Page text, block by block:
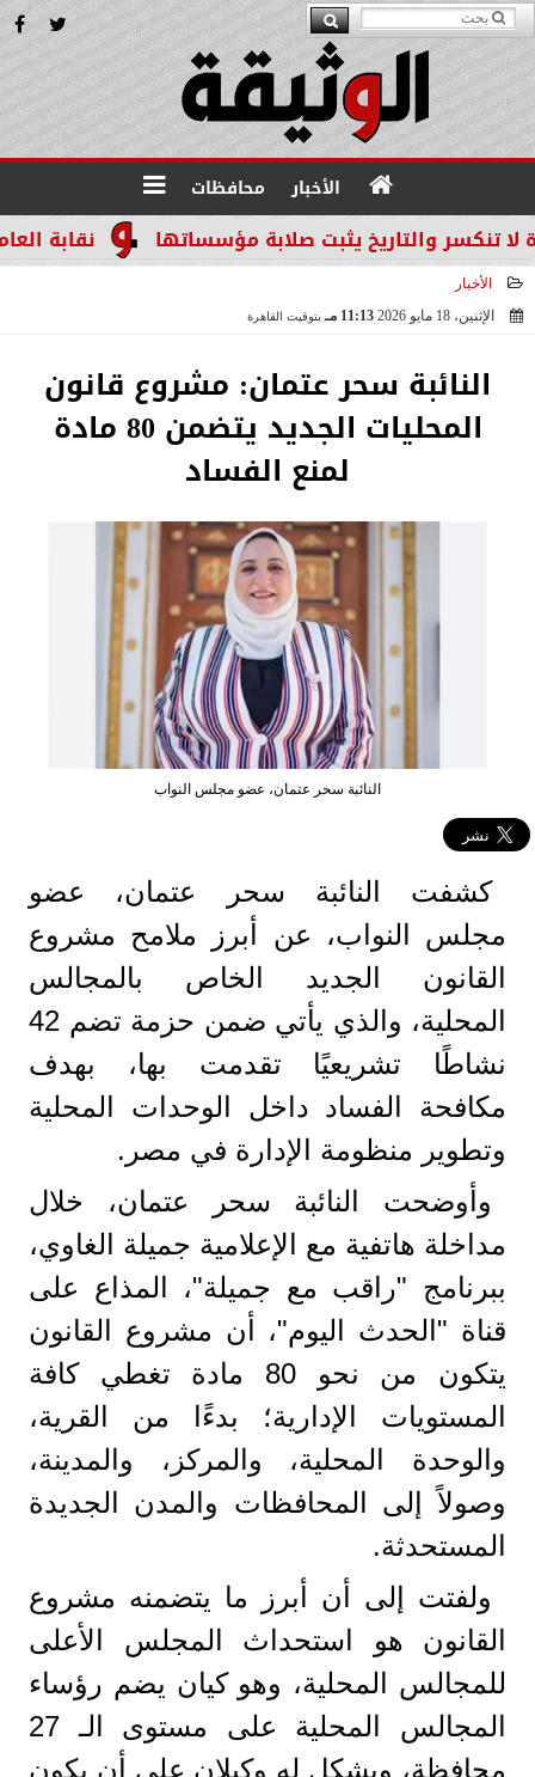
الأخبار محافظات
نقابة والتاريخ يثبت صلابة مؤسساتها
الأخبار
الإثنين، 18 مايو 2026
11:13 مـ بتوقيت القاهرة
النائبة سحر عتمان: مشروع قانون
المحليات الجديد يتضمن 80 مادة
لمنع الفساد
النائبة سحر عتمان، عضو مجلس النواب
كشفت النائبة سحر عتمان، عضو
مجلس النواب، عن أبرز ملامح مشروع
القانون الجديد الخاص بالمجالس
المحلية، والذي يأتي ضمن حزمة تضم 42
نشاطًا تشريعيًا تقدمت بها، بهدف
مكافحة الفساد داخل الوحدات المحلية
وتطوير منظومة الإدارة في مصر.
​وأوضحت النائبة سحر عتمان، خلال
مداخلة هاتفية مع الإعلامية جميلة الغاوي،
ببرنامج "راقب مع جميلة"، المذاع على
قناة "الحدث اليوم"، أن مشروع القانون
يتكون من نحو 80 مادة تغطي كافة
المستويات الإدارية؛ بدءًا من القرية،
والوحدة المحلية، والمركز، والمدينة،
وصولاً إلى المحافظات والمدن الجديدة
المستحدثة.
ولفتت إلى أن ​أبرز ما يتضمنه مشروع
القانون هو استحداث المجلس الأعلى
للمجالس المحلية، وهو كيان يضم رؤساء
المجالس المحلية على مستوى الـ 27
محافظة، ويشكل له وكيلان على أن يكون